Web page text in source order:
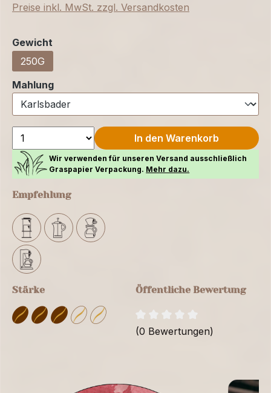
Preise inkl. MwSt. zzgl. Versandkosten
Gewicht
250G
Mahlungauswählen
In den Warenkorb
Wir verwenden für unseren Versand ausschließlich
Graspapier Verpackung. Mehr dazu.
Empfehlung
Stärke Öffentliche Bewertung
(0 Bewertungen)